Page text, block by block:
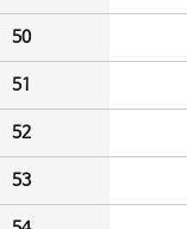
50
51
52
53